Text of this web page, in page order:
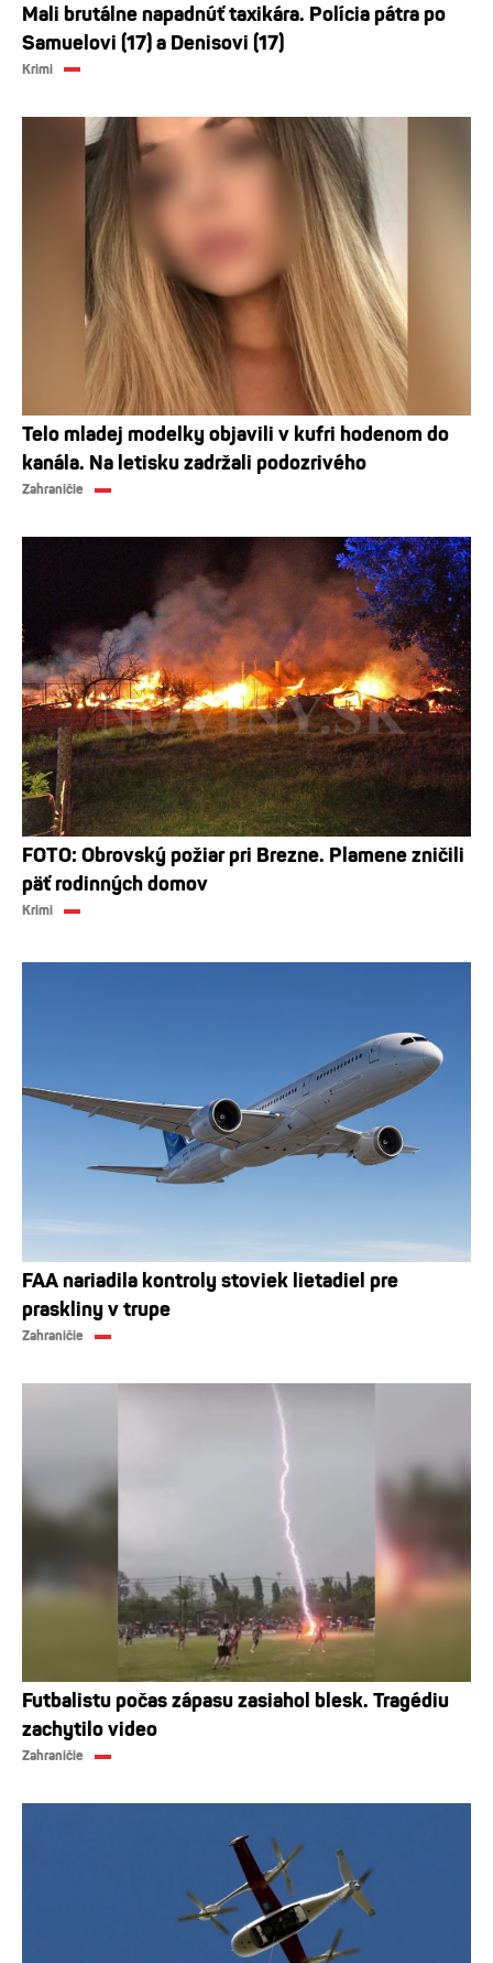
Mali brutálne napadnúť taxikára. Polícia pátra po
Samuelovi (17) a Denisovi (17)
Krimi
Telo mladej modelky objavili v kufri hodenom do
kanála. Na letisku zadržali podozrivého
Zahraničie
FOTO: Obrovský požiar pri Brezne. Plamene zničili
päť rodinných domov
Krimi
FAA nariadila kontroly stoviek lietadiel pre
praskliny v trupe
Zahraničie
Futbalistu počas zápasu zasiahol blesk. Tragédiu
zachytilo video
Zahraničie